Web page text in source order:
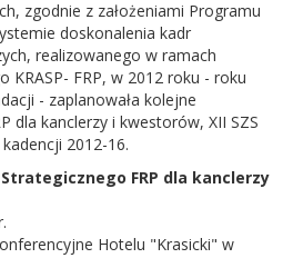
zgodnie z założeniami Programu
doskonalenia kadr
realizowanego w ramach
KRASP- FRP, w 2012 roku - roku
- zaplanowała kolejne
dla kanclerzy i kwestorów, XII SZS
2012-16.
Strategicznego FRP dla kanclerzy
Hotelu "Krasicki" w